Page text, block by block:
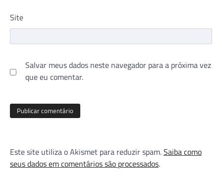
Site
Salvar meus dados neste navegador para a próxima vez
que eu comentar.
Este site utiliza o Akismet para reduzir spam.Saiba como
seus dados em comentários são processados.